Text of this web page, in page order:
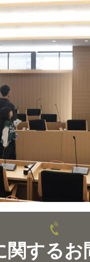
関するお